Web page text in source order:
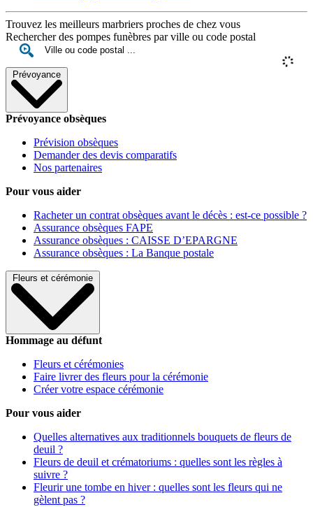
Trouvez les meilleurs marbriers proches de chez vous
Rechercher des pompes funèbres par ville ou code postal
Prévoyance
Prévoyance obsèques
Prévision obsèques
Demander des devis comparatifs
Nos partenaires
Pour vous aider
Racheter un contrat obsèques avant le décès : est-ce possible ?
Assurance obsèques FAPE
Assurance obsèques : CAISSE D’EPARGNE
Assurance obsèques : La Banque postale
Fleurs et cérémonie
Hommage au défunt
Fleurs et cérémonies
Faire livrer des fleurs pour la cérémonie
Créer votre espace cérémonie
Pour vous aider
Quelles alternatives aux traditionnels bouquets de fleurs de
deuil ?
Fleurs de deuil et crématoriums : quelles sont les règles à
suivre ?
Fleurir une tombe en hiver : quelles sont les fleurs qui ne
gèlent pas ?